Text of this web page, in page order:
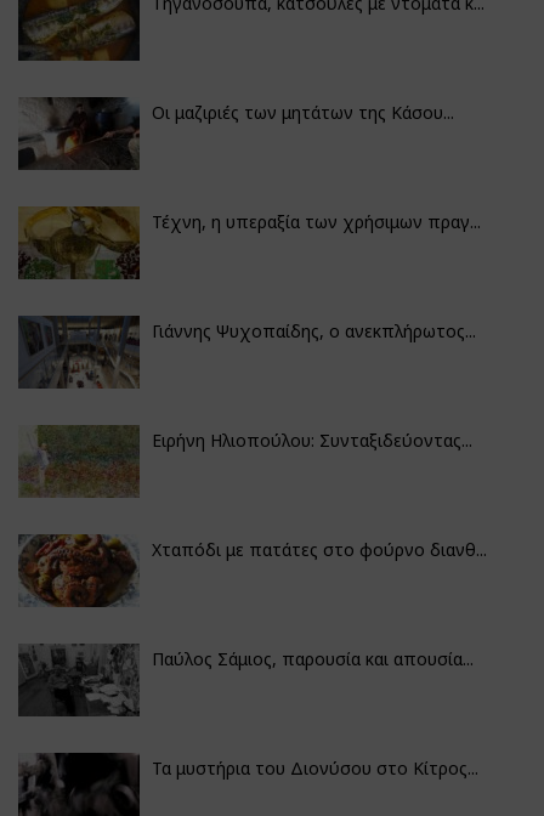
Οι μαζιριές των μητάτων της Κάσου...
Τέχνη, η υπεραξία των χρήσιμων πραγ...
Γιάννης Ψυχοπαίδης, ο ανεκπλήρωτος...
Ειρήνη Ηλιοπούλου: Συνταξιδεύοντας...
Χταπόδι με πατάτες στο φούρνο διανθ...
Παύλος Σάμιος, παρουσία και απουσία...
Τα μυστήρια του Διονύσου στο Κίτρος...